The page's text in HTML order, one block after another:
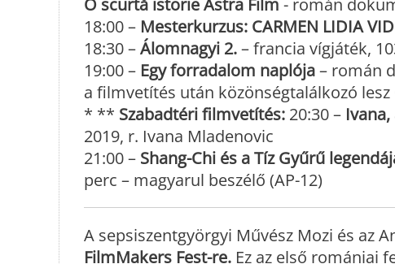
18:00 – Mesterkurzus: CARMEN LIDIA
18:30 –Álomnagyi 2.– francia vígjáték,
19:00 – Egy forradalom naplója– román
a filmvetítés után közönségtalálkozó
* ** Szabadtéri filmvetítés: 20:30 –
2019, r. Ivana Mladenovic
21:00 – Shang-Chi és a Tíz Gyűrű
perc – magyarul beszélő (AP-12)
A sepsiszentgyörgyi Művész Mozi és az
FilmMakers Fest-re. Ez az első romániai